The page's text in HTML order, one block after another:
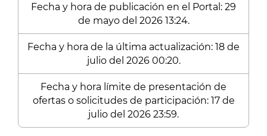
Fecha y hora de publicación en el Portal: 29
de mayo del 2026 13:24.
Fecha y hora de la última actualización: 18 de
julio del 2026 00:20.
Fecha y hora límite de presentación de
ofertas o solicitudes de participación: 17 de
julio del 2026 23:59.